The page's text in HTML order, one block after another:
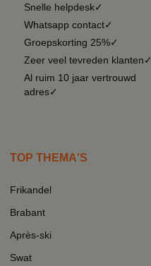
Snelle helpdesk✓
Whatsapp contact✓
Groepskorting 25%✓
Zeer veel tevreden klanten✓
Al ruim 10 jaar vertrouwd
adres✓
TOP THEMA'S
Frikandel
Brabant
Après-ski
Swat